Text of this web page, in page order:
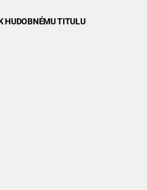
HUDOBNÉMU TITULU